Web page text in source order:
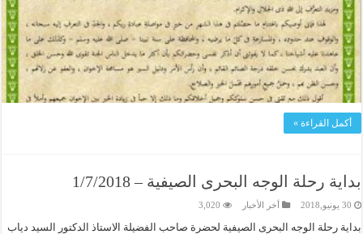
أكمل القراءة »
بداية رحلة الوجه البحرى الصيفية – 1/7/2018
30 يونيو,2018 أخر الأخبار 3,020
بداية رحلة الوجه البحرى الصيفية لحضرة صاحب الفضيلة الاستاذ الدكتور السيد دياب